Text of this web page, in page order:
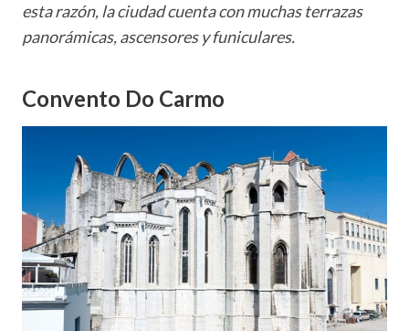
esta razón, la ciudad cuenta con muchas terrazas
panorámicas, ascensores y funiculares.
Convento Do Carmo